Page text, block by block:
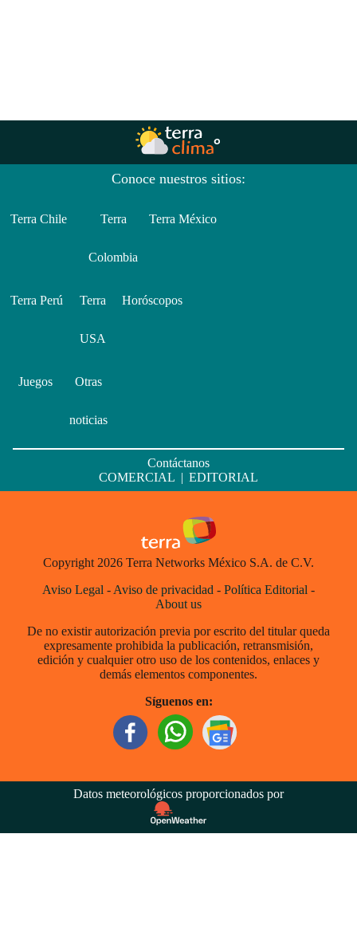
Conoce nuestros sitios:
Terra Chile Terra
Colombia
Terra México
Terra Perú Terra
USA
Horóscopos
Juegos Otras
noticias
Contáctanos
COMERCIAL | EDITORIAL
Copyright 2026 Terra Networks México S.A. de C.V.
Aviso Legal - Aviso de privacidad - Política Editorial -
About us
De no existir autorización previa por escrito del titular queda
expresamente prohibida la publicación, retransmisión,
edición y cualquier otro uso de los contenidos, enlaces y
demás elementos componentes.
Síguenos en:
Datos meteorológicos proporcionados por